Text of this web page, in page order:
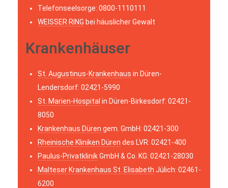
Telefonseelsorge: 0800-1110111
WEISSER RING bei häuslicher Gewalt
Krankenhäuser
St. Augustinus-Krankenhaus in Düren-
Lendersdorf: 02421-5990
St. Marien-Hospital in Düren-Birkesdorf: 02421-
8050
Krankenhaus Düren gem. GmbH: 02421-300
Rheinische Kliniken Düren des LVR: 02421-400
Paulus-PrivatklinikGmbH & Co. KG: 02421-28030
Malteser Krankenhaus St. Elisabeth Jülich: 02461-
6200